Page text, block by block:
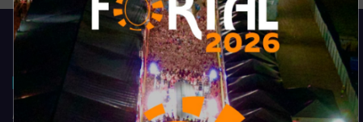
Acompanhe todas as novidades do entretenimento na região de